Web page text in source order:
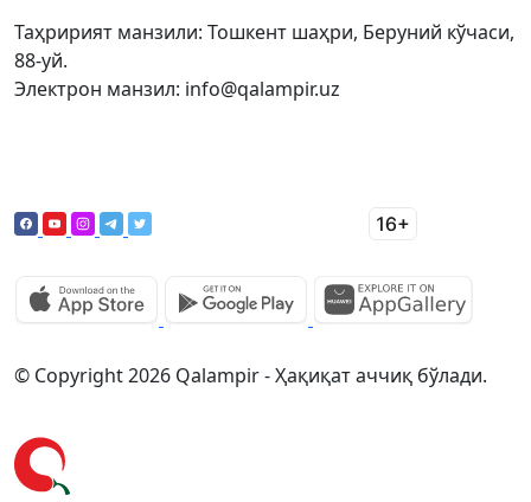
Таҳририят манзили: Тошкент шаҳри, Беруний кўчаси,
88-уй.
Электрон манзил: info@qalampir.uz
© Copyright 2026 Qalampir - Ҳақиқат аччиқ бўлади.